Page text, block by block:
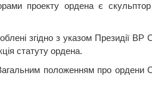
проекту ордена є
згідно з указом Президії
статуту ордена.
положенням про